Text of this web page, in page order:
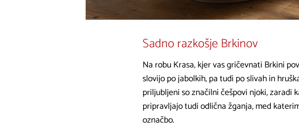
Sadno razkošje Brkinov
Na robu Krasa, kjer vas gričevnati Brkini
slovijo po jabolkih, pa tudi po slivah in
priljubljeni so značilni češpovi njoki, zaradi
pripravljajo tudi odlična žganja, med
označbo.